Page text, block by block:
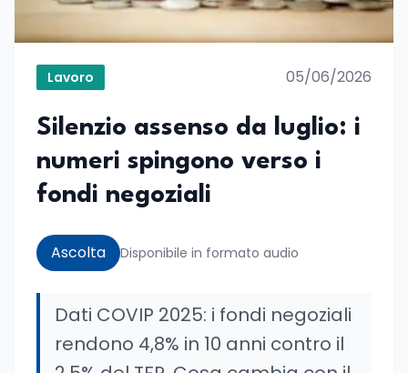
Lavoro 05/06/2026
Silenzio assenso da luglio: i
numeri spingono verso i
fondi negoziali
Ascolta Disponibile in formato audio
Dati COVIP 2025: i fondi negoziali
rendono 4,8% in 10 anni contro il